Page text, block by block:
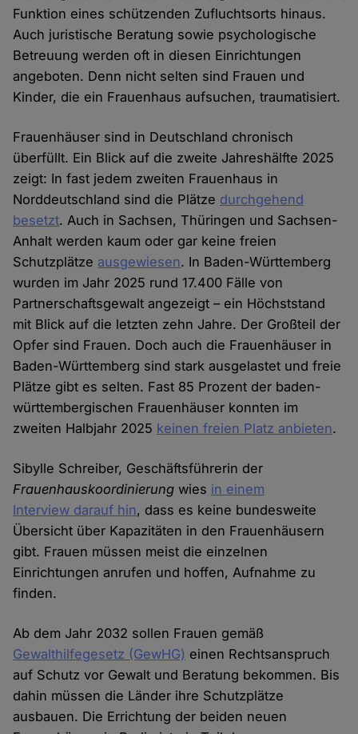
Funktion eines schützenden Zufluchtsorts hinaus.
Auch juristische Beratung sowie psychologische
Betreuung werden oft in diesen Einrichtungen
angeboten. Denn nicht selten sind Frauen und
Kinder, die ein Frauenhaus aufsuchen, traumatisiert.
Frauenhäuser sind in Deutschland chronisch
überfüllt. Ein Blick auf die zweite Jahreshälfte 2025
zeigt: In fast jedem zweiten Frauenhaus in
Norddeutschland sind die Plätze durchgehend
besetzt. Auch in Sachsen, Thüringen und Sachsen-
Anhalt werden kaum oder gar keine freien
Schutzplätze ausgewiesen. In Baden-Württemberg
wurden im Jahr 2025 rund 17.400 Fälle von
Partnerschaftsgewalt angezeigt – ein Höchststand
mit Blick auf die letzten zehn Jahre. Der Großteil der
Opfer sind Frauen. Doch auch die Frauenhäuser in
Baden-Württemberg sind stark ausgelastet und freie
Plätze gibt es selten. Fast 85 Prozent der baden-
württembergischen Frauenhäuser konnten im
zweiten Halbjahr 2025 keinen freien Platz anbieten.
Sibylle Schreiber, Geschäftsführerin der
Frauenhauskoordinierung wies in einem
Interview darauf hin, dass es keine bundesweite
Übersicht über Kapazitäten in den Frauenhäusern
gibt. Frauen müssen meist die einzelnen
Einrichtungen anrufen und hoffen, Aufnahme zu
finden.
Ab dem Jahr 2032 sollen Frauen gemäß
Gewalthilfegesetz (GewHG) einen Rechtsanspruch
auf Schutz vor Gewalt und Beratung bekommen. Bis
dahin müssen die Länder ihre Schutzplätze
ausbauen. Die Errichtung der beiden neuen